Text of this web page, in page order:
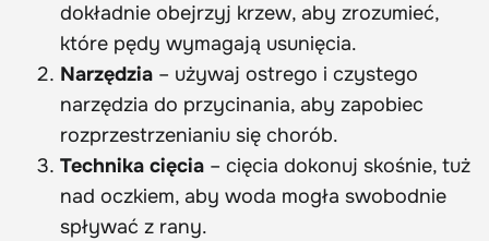
dokładnie obejrzyj krzew, aby zrozumieć,
które pędy wymagają usunięcia.
Narzędzia – używaj ostrego i czystego
narzędzia do przycinania, aby zapobiec
rozprzestrzenianiu się chorób.
Technika cięcia – cięcia dokonuj skośnie, tuż
nad oczkiem, aby woda mogła swobodnie
spływać z rany.